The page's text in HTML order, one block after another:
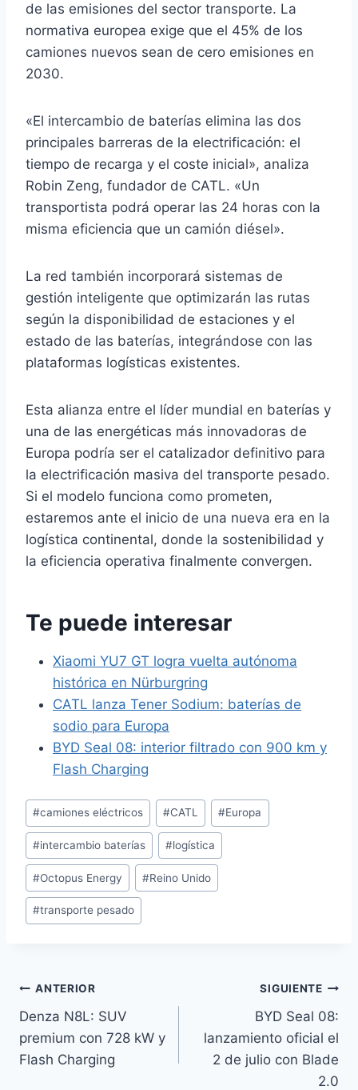
de las emisiones del sector transporte. La
normativa europea exige que el 45% de los
camiones nuevos sean de cero emisiones en
2030.
«El intercambio de baterías elimina las dos
principales barreras de la electrificación: el
tiempo de recarga y el coste inicial», analiza
Robin Zeng, fundador de CATL. «Un
transportista podrá operar las 24 horas con la
misma eficiencia que un camión diésel».
La red también incorporará sistemas de
gestión inteligente que optimizarán las rutas
según la disponibilidad de estaciones y el
estado de las baterías, integrándose con las
plataformas logísticas existentes.
Esta alianza entre el líder mundial en baterías y
una de las energéticas más innovadoras de
Europa podría ser el catalizador definitivo para
la electrificación masiva del transporte pesado.
Si el modelo funciona como prometen,
estaremos ante el inicio de una nueva era en la
logística continental, donde la sostenibilidad y
la eficiencia operativa finalmente convergen.
Te puede interesar
Xiaomi YU7 GT logra vuelta autónoma
histórica en Nürburgring
CATL lanza Tener Sodium: baterías de
sodio para Europa
BYD Seal 08: interior filtrado con 900 km y
Flash Charging
Etiquetas
de
la
entrada:
#camiones eléctricos #CATL #Europa
#intercambio baterías #logística
#Octopus Energy #Reino Unido
#transporte pesado
Navegación
de
entradas
ANTERIOR
Denza N8L: SUV
premium con 728 kW y
Flash Charging
SIGUIENTE
BYD Seal 08:
lanzamiento oficial el
2 de julio con Blade
2.0